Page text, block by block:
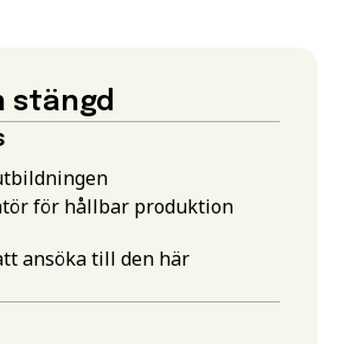
stängd
för hållbar produktion
ansöka till den här